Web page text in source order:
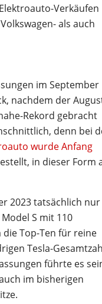
Verkäufen
als auch
im September
nachdem der
Rekord gebracht
denn bei
wurde Anfang
in dieser Form
2023 tatsächlich nur
S mit 110
Top-Ten für reine
Tesla-
führte es
im bisherigen